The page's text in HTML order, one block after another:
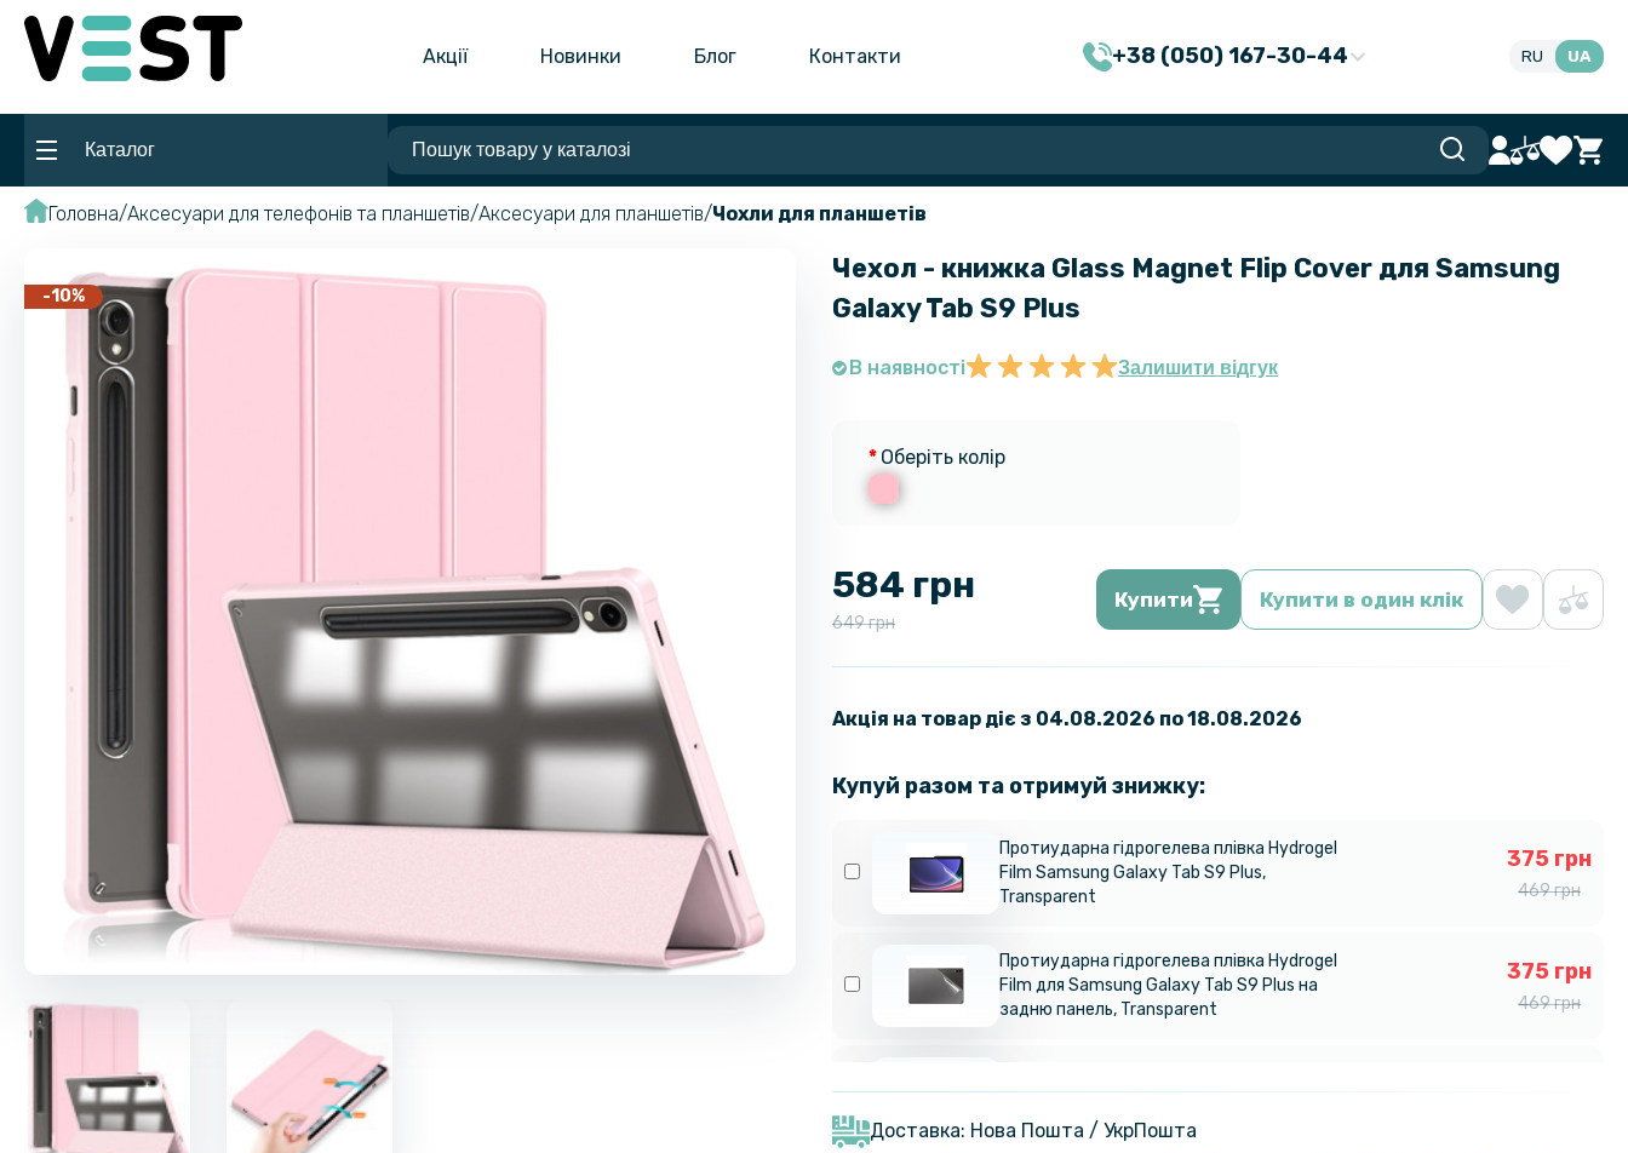
Акції Новинки Блог Контакти +38 (050) 167-30-44 RU UA
Каталог
Головна Аксесуари для телефонів та планшетів Аксесуари для планшетів Чохли для планшетів
-10%
Чехол - книжка Glass Magnet Flip Cover для Samsung
Galaxy Tab S9 Plus
В наявності Залишити відгук
Оберіть колір
584 грн
649 грн
Купити Купити в один клік
Акція на товар діє з 04.08.2026 по 18.08.2026
Купуй разом та отримуй знижку:
Протиударна гідрогелева плівка Hydrogel
Film Samsung Galaxy Tab S9 Plus,
Transparent
375 грн
469 грн
Протиударна гідрогелева плівка Hydrogel
Film для Samsung Galaxy Tab S9 Plus на
задню панель, Transparent
375 грн
469 грн
Samsung Galaxy Tab S9 Plus / S9 FE Plus /
S10 Plus
Доставка: Нова Пошта / УкрПошта